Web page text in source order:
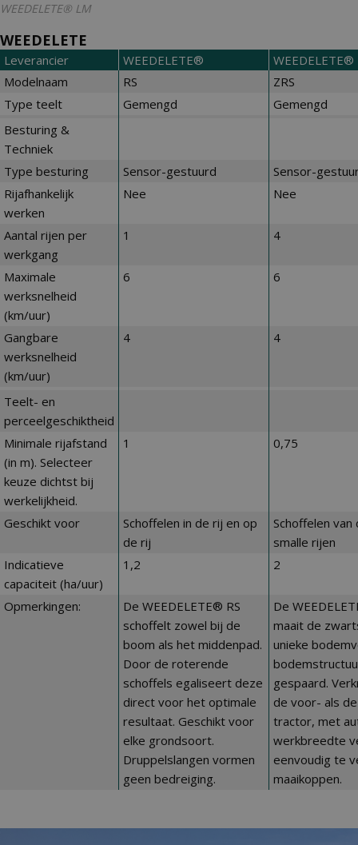
WEEDELETE® LM
WEEDELETE
Leverancier WEEDELETE®
WEEDELETE®
Modelnaam
RS
ZRS
Type teelt
Gemengd
Gemengd
Besturing &
Techniek
Type besturing
Sensor-gestuurd
Sensor-
Rijafhankelijk
werken
Nee Nee
Aantal rijen per
werkgang
1 4
Maximale
werksnelheid
(km/uur)
6 6
Gangbare
werksnelheid
(km/uur)
4 4
Teelt- en
perceelgeschiktheid
Minimale rijafstand
(in m). Selecteer
keuze dichtst bij
werkelijkheid.
1 0,75
Geschikt voor
Schoffelen in de rij en op
de rij
Schoffelen
smalle rijen
Indicatieve
capaciteit (ha/uur)
1,2 2
Opmerkingen:
De WEEDELETE® RS
schoffelt zowel bij de
boom als het middenpad.
Door de roterende
schoffels egaliseert deze
direct voor het optimale
resultaat. Geschikt voor
elke grondsoort.
Druppelslangen vormen
geen bedreiging.
De
maait de
unieke
gespaard.
de voor- als
tractor, met
werkbreedte
eenvoudig te
maaikoppen.